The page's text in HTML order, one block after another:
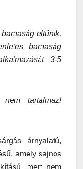
eltűnik,
barnaság
3-5
nem tartalmaz!
árnyalatú,
amely sajnos
mert nem